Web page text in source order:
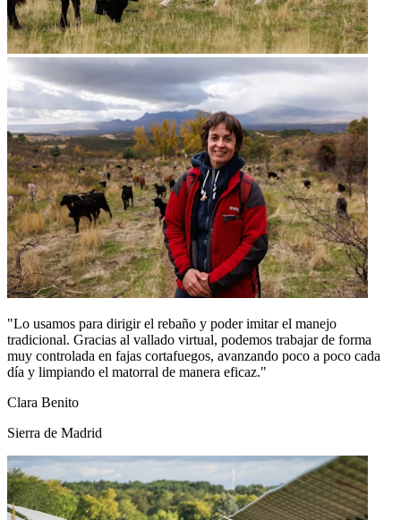
"Lo usamos para dirigir el rebaño y poder imitar el manejo
tradicional. Gracias al vallado virtual, podemos trabajar de forma
muy controlada en fajas cortafuegos, avanzando poco a poco cada
día y limpiando el matorral de manera eficaz."
Clara Benito
Sierra de Madrid